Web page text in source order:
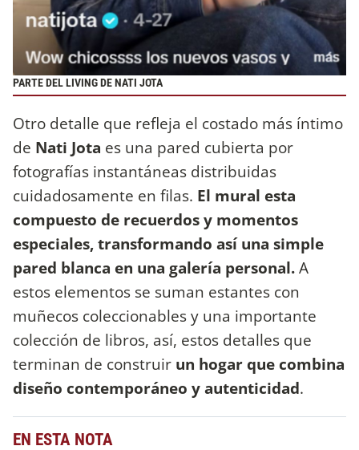
PARTE DEL LIVING DE NATI JOTA
Otro detalle que refleja el costado más íntimo
de Nati Jota es una pared cubierta por
fotografías instantáneas distribuidas
cuidadosamente en filas. El mural esta
compuesto de recuerdos y momentos
especiales, transformando así una simple
pared blanca en una galería personal.A
estos elementos se suman estantes con
muñecos coleccionables y una importante
colección de libros, así, estos detalles que
terminan de construir un hogar que combina
diseño contemporáneo y autenticidad.
EN ESTA NOTA